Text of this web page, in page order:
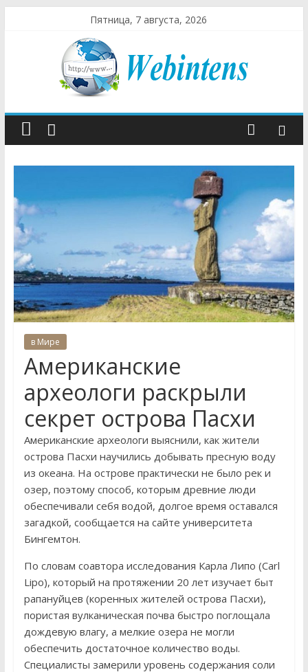
Пятница, 7 августа, 2026
в Мире
Американские
археологи раскрыли
секрет острова Пасхи
Американские археологи выяснили, как жители
острова Пасхи научились добывать пресную воду
из океана. На острове практически не было рек и
озер, поэтому способ, которым древние люди
обеспечивали себя водой, долгое время оставался
загадкой, сообщается на сайте университета
Бингемтон.
По словам соавтора исследования Карла Липо (Carl
Lipo), который на протяжении 20 лет изучает быт
рапануйцев (коренных жителей острова Пасхи),
пористая вулканическая почва быстро поглощала
дождевую влагу, а мелкие озера не могли
обеспечить достаточное количество воды.
Специалисты замерили уровень содержания соли